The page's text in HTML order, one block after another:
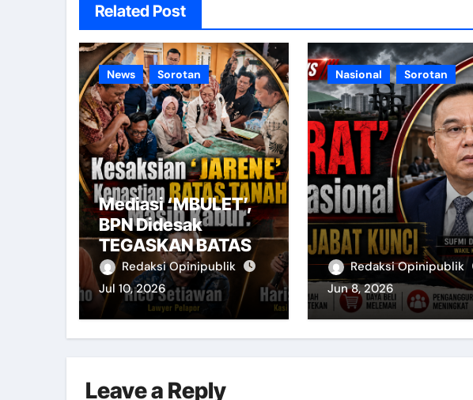
Related Post
News Sorotan
Mediasi ‘MBULET’,
BPN Didesak
TEGASKAN BATAS
Redaksi Opinipublik
Jul 10, 2026
Nasional Sorotan
Redaksi Opinipublik
Jun 8, 2026
Leave a Reply